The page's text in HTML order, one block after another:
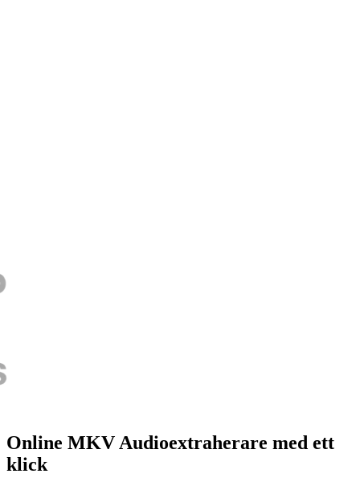
Online MKV Audioextraherare med ett
klick